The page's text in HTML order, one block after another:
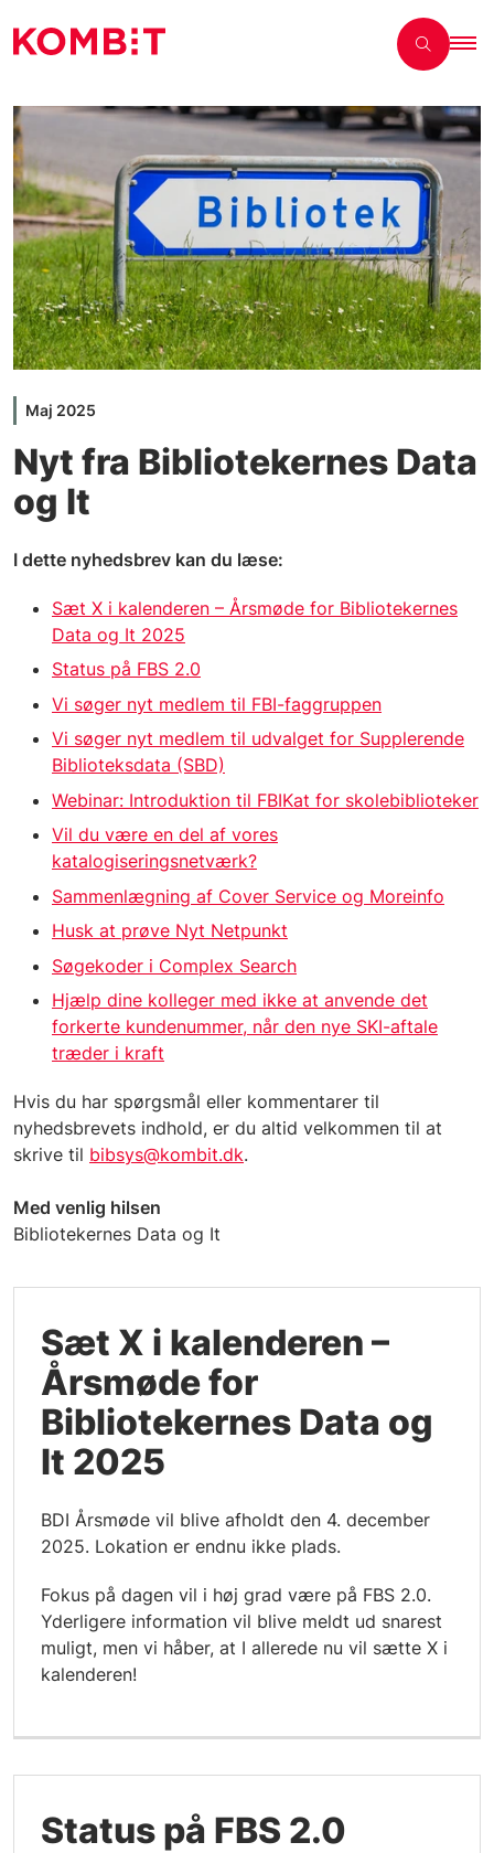
Maj 2025
Nyt fra Bibliotekernes Data
og It
I dette nyhedsbrev kan du læse:
Sæt X i kalenderen – Årsmøde for Bibliotekernes
Data og It 2025
Status på FBS 2.0
Vi søger nyt medlem til FBI-faggruppen
Vi søger nyt medlem til udvalget for Supplerende
Biblioteksdata (SBD)
Webinar: Introduktion til FBIKat for skolebiblioteker
Vil du være en del af vores
katalogiseringsnetværk?
Sammenlægning af Cover Service og Moreinfo
Husk at prøve Nyt Netpunkt
Søgekoder i Complex Search
Hjælp dine kolleger med ikke at anvende det
forkerte kundenummer, når den nye SKI-aftale
træder i kraft
Hvis du har spørgsmål eller kommentarer til
nyhedsbrevets indhold, er du altid velkommen til at
skrive til bibsys@kombit.dk.
Med venlig hilsen
Bibliotekernes Data og It
Sæt X i kalenderen –
Årsmøde for
Bibliotekernes Data og
It 2025
BDI Årsmøde vil blive afholdt den 4. december
2025. Lokation er endnu ikke plads.
Fokus på dagen vil i høj grad være på FBS 2.0.
Yderligere information vil blive meldt ud snarest
muligt, men vi håber, at I allerede nu vil sætte X i
kalenderen!
Status på FBS 2.0